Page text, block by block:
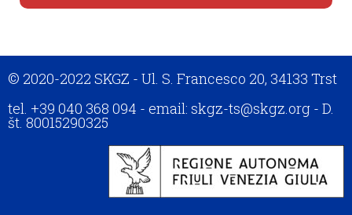
© 2020-2022 SKGZ - Ul. S. Francesco 20, 34133 Trst
tel. +39 040 368 094 - email: skgz-ts@skgz.org - D.
št. 80015290325